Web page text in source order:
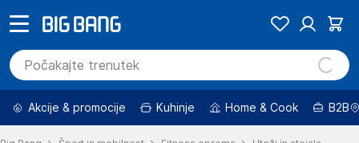
Akcije & promocije Kuhinje Home & Cook B2B